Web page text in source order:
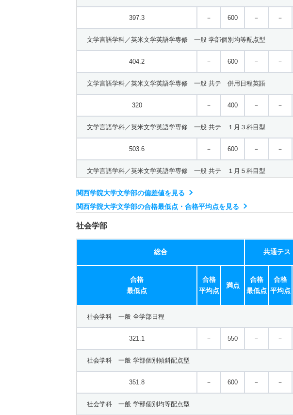
397.3 － 600 － －
文学言語学科／英米文学英語学専修 一般 学部個別均等配点型
404.2 － 600 － －
文学言語学科／英米文学英語学専修 一般 共テ 併用日程英語
320 － 400 － －
文学言語学科／英米文学英語学専修 一般 共テ １月３科目型
503.6 － 600 － －
文学言語学科／英米文学英語学専修 一般 共テ １月５科目型
551.2
文学言語学科／英米文学英語学専修 一般 共テ １月７科目型
文学言語学科／英米文学英語学専修 一般 共テ １月８科目型
669.1 － 900 － －
関西学院大学文学部の偏差値を見る
関西学院大学文学部の合格最低点・合格平均点を見る
社会学部
総合 共通テス
合格
最低点
合格
平均点
満点
合格
最低点
合格
平均点
社会学科 一般 全学部日程
321.1 － 550 － －
社会学科 一般 学部個別傾斜配点型
351.8 － 600 － －
社会学科 一般 学部個別均等配点型